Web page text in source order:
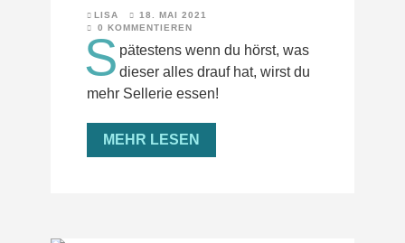
LISA
18. MAI 2021
0 KOMMENTIEREN
S pätestens wenn du hörst, was
dieser alles drauf hat, wirst du
mehr Sellerie essen!
MEHR LESEN